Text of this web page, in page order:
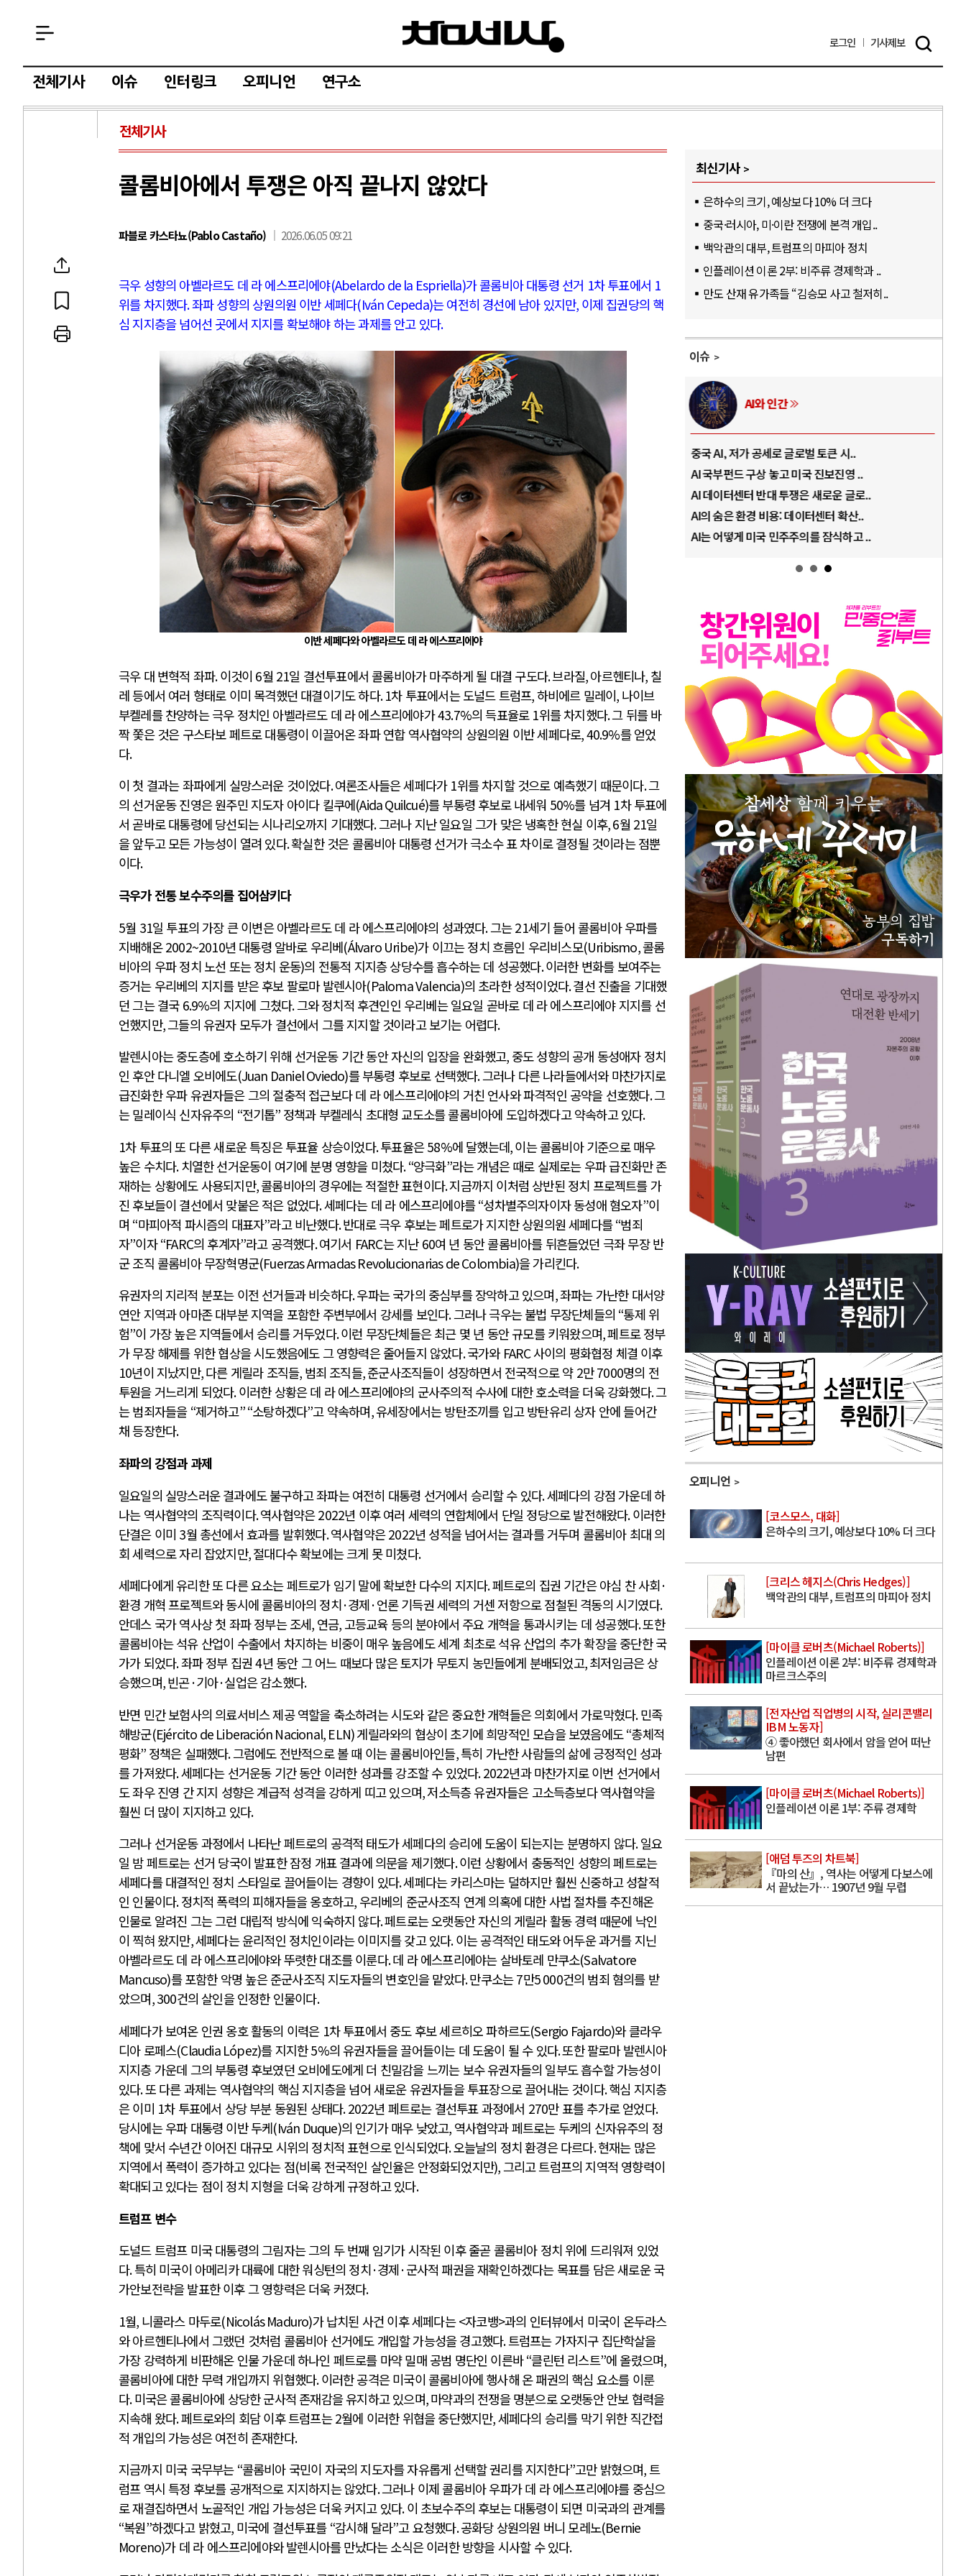
로그인 기사제보
전체기사 이슈 인터링크 오피니언 연구소
전체기사
콜롬비아에서 투쟁은 아직 끝나지 않았다
파블로 카스타뇨(Pablo Castaño) 2026.06.05 09:21
극우 성향의 아벨라르도 데 라 에스프리에야(Abelardo de la Espriella)가 콜롬비아 대통령 선거 1차 투표에서 1
위를 차지했다.좌파 성향의 상원의원 이반 세페다(Iván Cepeda)는 여전히 경선에 남아 있지만, 이제 집권당의 핵
심 지지층을 넘어선 곳에서 지지를 확보해야 하는 과제를 안고 있다.
이반 세페다와 아벨라르도 데 라 에스프리에야
극우 대 변혁적 좌파.이것이 6월 21일 결선투표에서 콜롬비아가 마주하게 될 대결 구도다.브라질,아르헨티나, 칠
레 등에서 여러 형태로 이미 목격했던 대결이기도 하다. 1차 투표에서는 도널드 트럼프,하비에르 밀레이, 나이브
부켈레를 찬양하는 극우 정치인 아벨라르도 데 라 에스프리에야가43.7%의 득표율로 1위를 차지했다.그 뒤를 바
짝 쫓은 것은 구스타보 페트로 대통령이 이끌어온 좌파 연합 역사협약의 상원의원 이반 세페다로, 40.9%를 얻었
다.
이 첫 결과는 좌파에게 실망스러운 것이었다.여론조사들은 세페다가 1위를 차지할 것으로 예측했기 때문이다.그
의 선거운동 진영은 원주민 지도자 아이다 킬쿠에(Aida Quilcué)를 부통령 후보로 내세워 50%를 넘겨 1차 투표에
서 곧바로 대통령에 당선되는 시나리오까지 기대했다.그러나 지난 일요일 그가 맞은 냉혹한 현실 이후, 6월 21일
을 앞두고 모든 가능성이 열려 있다.확실한 것은 콜롬비아 대통령 선거가 극소수 표 차이로 결정될 것이라는 점뿐
이다.
극우가 전통 보수주의를 집어삼키다
5월 31일 투표의 가장 큰 이변은 아벨라르도 데 라 에스프리에야의 성과였다.그는21세기 들어 콜롬비아 우파를
지배해온2002~2010년 대통령 알바로 우리베(Álvaro Uribe)가 이끄는 정치 흐름인 우리비스모(Uribismo,콜롬
비아의 우파 정치 노선 또는 정치 운동)의 전통적 지지층 상당수를 흡수하는 데 성공했다.이러한 변화를 보여주는
증거는 우리베의 지지를 받은 후보 팔로마 발렌시아(Paloma Valencia)의 초라한 성적이었다.결선 진출을 기대했
던 그는 결국 6.9%의 지지에 그쳤다.그와 정치적 후견인인 우리베는 일요일 곧바로 데 라 에스프리에야 지지를 선
언했지만,그들의 유권자 모두가 결선에서 그를 지지할 것이라고 보기는 어렵다.
발렌시아는 중도층에 호소하기 위해 선거운동 기간 동안 자신의 입장을 완화했고, 중도 성향의 공개 동성애자 정치
인 후안 다니엘 오비에도(Juan Daniel Oviedo)를 부통령 후보로 선택했다.그러나 다른 나라들에서와 마찬가지로
급진화한 우파 유권자들은 그의 절충적 접근보다 데 라 에스프리에야의 거친 언사와 파격적인 공약을 선호했다.그
는 밀레이식 신자유주의 “전기톱” 정책과 부켈레식 초대형 교도소를 콜롬비아에 도입하겠다고 약속하고 있다.
1차 투표의 또 다른 새로운 특징은 투표율 상승이었다.투표율은58%에 달했는데,이는 콜롬비아 기준으로 매우
높은 수치다.치열한 선거운동이 여기에 분명 영향을 미쳤다. “양극화”라는 개념은 때로 실제로는 우파 급진화만 존
재하는 상황에도 사용되지만,콜롬비아의 경우에는 적절한 표현이다.지금까지 이처럼 상반된 정치 프로젝트를 가
진 후보들이 결선에서 맞붙은 적은 없었다.세페다는 데 라 에스프리에야를“성차별주의자이자 동성애 혐오자”이
며 “마피아적 파시즘의 대표자”라고 비난했다.반대로 극우 후보는 페트로가 지지한 상원의원 세페다를“범죄
자”이자“FARC의 후계자”라고 공격했다.여기서 FARC는 지난 60여 년 동안 콜롬비아를 뒤흔들었던 극좌 무장 반
군 조직 콜롬비아 무장혁명군(Fuerzas Armadas Revolucionarias de Colombia)을 가리킨다.
유권자의 지리적 분포는 이전 선거들과 비슷하다.우파는 국가의 중심부를 장악하고 있으며,좌파는 가난한 대서양
연안 지역과 아마존 대부분 지역을 포함한 주변부에서 강세를 보인다.그러나 극우는 불법 무장단체들의 “통제 위
험”이 가장 높은 지역들에서 승리를 거두었다.이런 무장단체들은 최근 몇 년 동안 규모를 키워왔으며,페트로 정부
가 무장 해제를 위한 협상을 시도했음에도 그 영향력은 줄어들지 않았다.국가와 FARC사이의 평화협정 체결 이후
10년이 지났지만,다른 게릴라 조직들, 범죄 조직들,준군사조직들이 성장하면서 전국적으로 약 2만7000명의 전
투원을 거느리게 되었다.이러한 상황은 데 라 에스프리에야의 군사주의적 수사에 대한 호소력을 더욱 강화했다.그
는 범죄자들을 “제거하고” “소탕하겠다”고 약속하며,유세장에서는 방탄조끼를 입고 방탄유리 상자 안에 들어간
채 등장한다.
좌파의 강점과 과제
일요일의 실망스러운 결과에도 불구하고 좌파는 여전히 대통령 선거에서 승리할 수 있다.세페다의 강점 가운데 하
나는 역사협약의 조직력이다.역사협약은2022년 이후 여러 세력의 연합체에서 단일 정당으로 발전해왔다.이러한
단결은 이미 3월 총선에서 효과를 발휘했다.역사협약은2022년 성적을 넘어서는 결과를 거두며 콜롬비아 최대 의
회 세력으로 자리 잡았지만,절대다수 확보에는 크게 못 미쳤다.
세페다에게 유리한 또 다른 요소는 페트로가 임기 말에 확보한 다수의 지지다.페트로의 집권 기간은 야심 찬 사회·
환경 개혁 프로젝트와 동시에 콜롬비아의 정치·경제·언론 기득권 세력의 거센 저항으로 점철된 격동의 시기였다.
안데스 국가 역사상 첫 좌파 정부는 조세, 연금, 고등교육 등의 분야에서 주요 개혁을 통과시키는 데 성공했다.또한
콜롬비아는 석유 산업이 수출에서 차지하는 비중이 매우 높음에도 세계 최초로 석유 산업의 추가 확장을 중단한 국
가가 되었다.좌파 정부 집권4년 동안 그 어느 때보다 많은 토지가 무토지 농민들에게 분배되었고,최저임금은 상
승했으며,빈곤·기아·실업은 감소했다.
반면 민간 보험사의 의료서비스 제공 역할을 축소하려는 시도와 같은 중요한 개혁들은 의회에서 가로막혔다.민족
해방군(Ejército de Liberación Nacional, ELN)게릴라와의 협상이 초기에 희망적인 모습을 보였음에도“총체적
평화” 정책은 실패했다.그럼에도 전반적으로 볼 때 이는 콜롬비아인들,특히 가난한 사람들의 삶에 긍정적인 성과
를 가져왔다.세페다는 선거운동 기간 동안 이러한 성과를 강조할 수 있었다. 2022년과 마찬가지로 이번 선거에서
도 좌우 진영 간 지지 성향은 계급적 성격을 강하게 띠고 있으며,저소득층 유권자들은 고소득층보다 역사협약을
훨씬 더 많이 지지하고 있다.
그러나 선거운동 과정에서 나타난 페트로의 공격적 태도가 세페다의 승리에 도움이 되는지는 분명하지 않다.일요
일 밤 페트로는 선거 당국이 발표한 잠정 개표 결과에 의문을 제기했다.이런 상황에서 충동적인 성향의 페트로는
세페다를 대결적인 정치 스타일로 끌어들이는 경향이 있다.세페다는 카리스마는 덜하지만 훨씬 신중하고 성찰적
인 인물이다.정치적 폭력의 피해자들을 옹호하고, 우리베의 준군사조직 연계 의혹에 대한 사법 절차를 추진해온
인물로 알려진 그는 그런 대립적 방식에 익숙하지 않다.페트로는 오랫동안 자신의 게릴라 활동 경력 때문에 낙인
이 찍혀 왔지만,세페다는 윤리적인 정치인이라는 이미지를 갖고 있다.이는 공격적인 태도와 어두운 과거를 지닌
아벨라르도 데 라 에스프리에야와 뚜렷한 대조를 이룬다.데 라 에스프리에야는 살바토레 만쿠소(Salvatore
Mancuso)를 포함한 악명 높은 준군사조직 지도자들의 변호인을 맡았다.만쿠소는7만5 000건의 범죄 혐의를 받
았으며, 300건의 살인을 인정한 인물이다.
세페다가 보여온 인권 옹호 활동의 이력은 1차 투표에서 중도 후보 세르히오 파하르도(Sergio Fajardo)와 클라우
디아 로페스(Claudia López)를 지지한5%의 유권자들을 끌어들이는 데 도움이 될 수 있다.또한 팔로마 발렌시아
지지층 가운데 그의 부통령 후보였던 오비에도에게 더 친밀감을 느끼는 보수 유권자들의 일부도 흡수할 가능성이
있다.또 다른 과제는 역사협약의 핵심 지지층을 넘어 새로운 유권자들을 투표장으로 끌어내는 것이다.핵심 지지층
은 이미 1차 투표에서 상당 부분 동원된 상태다. 2022년 페트로는 결선투표 과정에서 270만 표를 추가로 얻었다.
당시에는 우파 대통령 이반 두케(Iván Duque)의 인기가 매우 낮았고, 역사협약과 페트로는 두케의 신자유주의 정
책에 맞서 수년간 이어진 대규모 시위의 정치적 표현으로 인식되었다.오늘날의 정치 환경은 다르다.현재는 많은
지역에서 폭력이 증가하고 있다는 점(비록 전국적인 살인율은 안정화되었지만),그리고 트럼프의 지역적 영향력이
확대되고 있다는 점이 정치 지형을 더욱 강하게 규정하고 있다.
트럼프 변수
도널드 트럼프 미국 대통령의 그림자는 그의 두 번째 임기가 시작된 이후 줄곧 콜롬비아 정치 위에 드리워져 있었
다.특히 미국이 아메리카 대륙에 대한 워싱턴의 정치·경제·군사적 패권을 재확인하겠다는 목표를 담은 새로운 국
가안보전략을 발표한 이후 그 영향력은 더욱 커졌다.
1월, 니콜라스 마두로(Nicolás Maduro)가 납치된 사건 이후 세페다는<자코뱅>과의 인터뷰에서 미국이 온두라스
와 아르헨티나에서 그랬던 것처럼 콜롬비아 선거에도 개입할 가능성을 경고했다.트럼프는 가자지구 집단학살을
가장 강력하게 비판해온 인물 가운데 하나인 페트로를 마약 밀매 공범 명단인 이른바“클린턴 리스트”에 올렸으며,
콜롬비아에 대한 무력 개입까지 위협했다.이러한 공격은 미국이 콜롬비아에 행사해 온 패권의 핵심 요소를 이룬
다.미국은 콜롬비아에 상당한 군사적 존재감을 유지하고 있으며,마약과의 전쟁을 명분으로 오랫동안 안보 협력을
지속해 왔다.페트로와의 회담 이후 트럼프는2월에 이러한 위협을 중단했지만,세페다의 승리를 막기 위한 직간접
적 개입의 가능성은 여전히 존재한다.
지금까지 미국 국무부는 “콜롬비아 국민이 자국의 지도자를 자유롭게 선택할 권리를 지지한다”고만 밝혔으며,트
럼프 역시 특정 후보를 공개적으로 지지하지는 않았다.그러나 이제 콜롬비아 우파가 데 라 에스프리에야를 중심으
로 재결집하면서 노골적인 개입 가능성은 더욱 커지고 있다.이 초보수주의 후보는 대통령이 되면 미국과의 관계를
“복원”하겠다고 밝혔고, 미국에 결선투표를 “감시해 달라”고 요청했다.공화당 상원의원 버니 모레노(Bernie
Moreno)가 데 라 에스프리에야와 발렌시아를 만났다는 소식은 이러한 방향을 시사할 수 있다.
최신기사
은하수의 크기, 예상보다 10% 더 크다
중국·러시아, 미·이란 전쟁에 본격 개입..
백악관의 대부, 트럼프의 마피아 정치
인플레이션 이론 2부: 비주류 경제학과 ..
만도 산재 유가족들 “김승모 사고 철저히..
이슈
러시아-우크라이나 전쟁
전쟁의 추상화: 우크라이나, 대리전의 역..
EU·우크라이나 드론 협력 직후, 러시아..
나토, 우크라 군사지원 2027년까지 공..
우크라이나, 덴마크, 에스토니아, 네덜란..
러·우크라, 대규모 공습 주고받아…민간 ..
중동 위기
호르무즈 갈등 격화, 트럼프 정치·경제 ..
호르무즈 해협 통행료를 철회한 트럼프
이란, 호르무즈 해협 봉쇄 선택한 배경
트럼프, 이란 압박수단 한계 직면
하마스, 가자 통치권 이양으로 휴전 의지..
AI와 인간
중국 AI, 저가 공세로 글로벌 토큰 시..
AI 국부펀드 구상 놓고 미국 진보진영 ..
AI 데이터센터 반대 투쟁은 새로운 글로..
AI의 숨은 환경 비용: 데이터센터 확산..
AI는 어떻게 미국 민주주의를 잠식하고 ..
오피니언
[코스모스, 대화]
은하수의 크기, 예상보다 10% 더 크다
[크리스 헤지스(Chris Hedges)]
백악관의 대부, 트럼프의 마피아 정치
[마이클 로버츠(Michael Roberts)]
인플레이션 이론 2부: 비주류 경제학과
마르크스주의
[전자산업 직업병의 시작, 실리콘밸리
IBM 노동자]
④ 좋아했던 회사에서 암을 얻어 떠난
남편
[마이클 로버츠(Michael Roberts)]
인플레이션 이론 1부: 주류 경제학
[애덤 투즈의 차트북]
『마의 산』, 역사는 어떻게 다보스에
서 끝났는가… 1907년 9월 무렵